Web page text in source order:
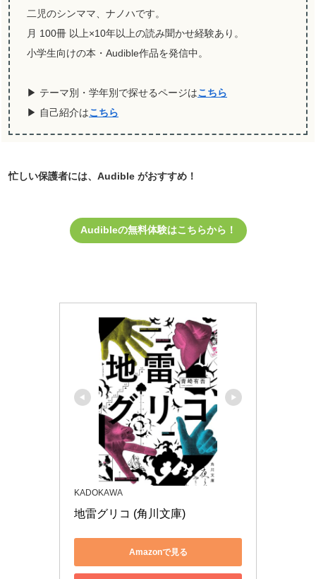
二児のシンママ、ナノハです。
月 100冊 以上×10年以上の読み聞かせ経験あり。
小学生向けの本・Audible作品を発信中。
▶ テーマ別・学年別で探せるページはこちら
▶ 自己紹介はこちら
忙しい保護者には、Audible がおすすめ！
Audibleの無料体験はこちらから！
KADOKAWA
地雷グリコ (角川文庫)
Amazonで見る